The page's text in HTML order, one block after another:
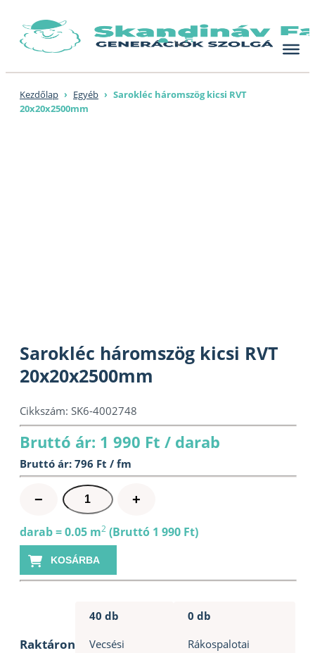
content
Kezdőlap › Egyéb › Sarokléc háromszög kicsi RVT
20x20x2500mm
Sarokléc háromszög kicsi RVT
20x20x2500mm
Cikkszám: SK6-4002748
Bruttó ár: 1 990 Ft / darab
Bruttó ár: 796 Ft / fm
−
Sarokléc
háromszög
kicsi
RVT
20x20x2500mm
mennyiség
+
darab = 0.05 m2 (Bruttó 1 990 Ft)
KOSÁRBA
Raktáron
40 db
Vecsési
0 db
Rákospalotai